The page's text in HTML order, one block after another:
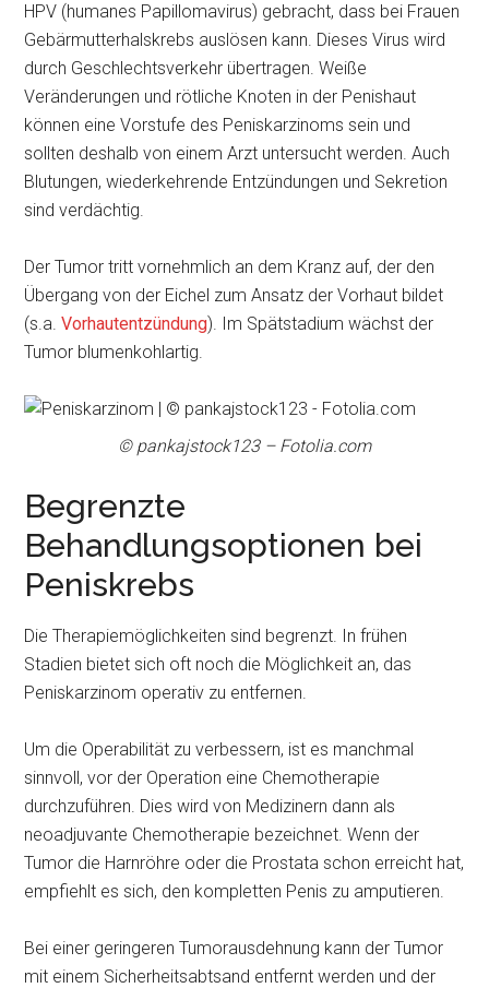
HPV (humanes Papillomavirus) gebracht, dass bei Frauen
Gebärmutterhalskrebs auslösen kann. Dieses Virus wird
durch Geschlechtsverkehr übertragen. Weiße
Veränderungen und rötliche Knoten in der Penishaut
können eine Vorstufe des Peniskarzinoms sein und
sollten deshalb von einem Arzt untersucht werden. Auch
Blutungen, wiederkehrende Entzündungen und Sekretion
sind verdächtig.
Der Tumor tritt vornehmlich an dem Kranz auf, der den
Übergang von der Eichel zum Ansatz der Vorhaut bildet
(s.a.Vorhautentzündung). Im Spätstadium wächst der
Tumor blumenkohlartig.
© pankajstock123 – Fotolia.com
Begrenzte
Behandlungsoptionen bei
Peniskrebs
Die Therapiemöglichkeiten sind begrenzt. In frühen
Stadien bietet sich oft noch die Möglichkeit an, das
Peniskarzinom operativ zu entfernen.
Um die Operabilität zu verbessern, ist es manchmal
sinnvoll, vor der Operation eine Chemotherapie
durchzuführen. Dies wird von Medizinern dann als
neoadjuvante Chemotherapie bezeichnet. Wenn der
Tumor die Harnröhre oder die Prostata schon erreicht hat,
empfiehlt es sich, den kompletten Penis zu amputieren.
Bei einer geringeren Tumorausdehnung kann der Tumor
mit einem Sicherheitsabtsand entfernt werden und der